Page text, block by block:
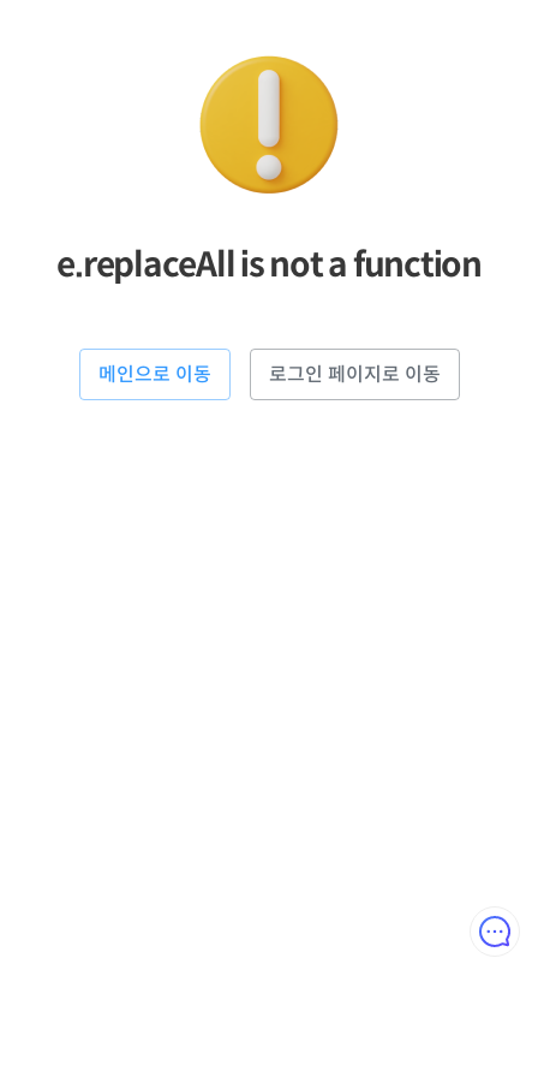
e.replaceAll is not a function
메인으로 이동 로그인 페이지로 이동